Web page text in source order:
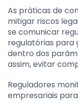
As práticas de
mitigar riscos
se comunicar
regulatórias para
dentro dos
assim, evitar
Reguladores
empresariais